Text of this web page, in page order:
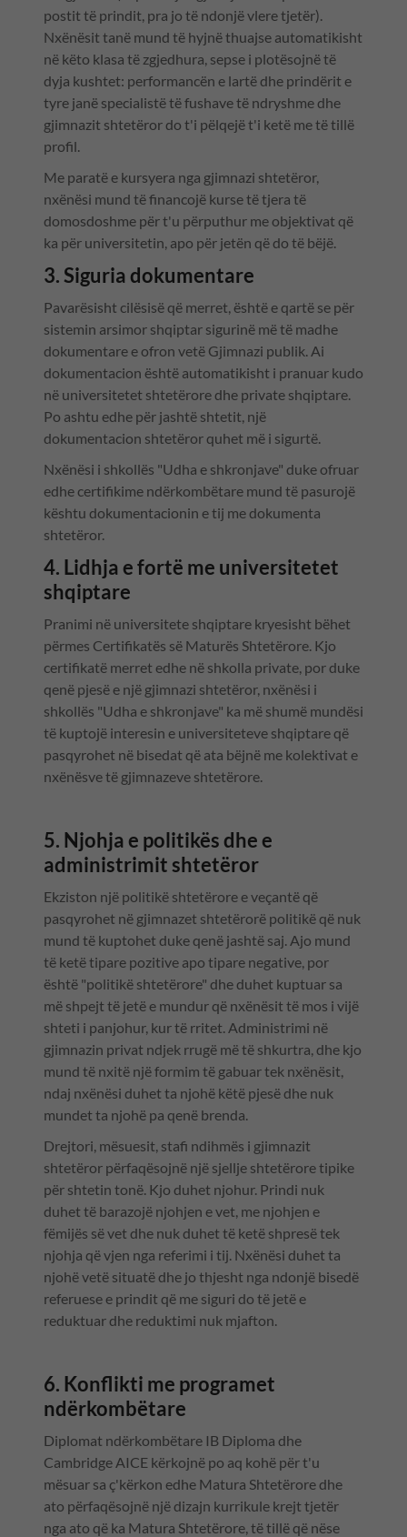
postit të prindit, pra jo të ndonjë vlere tjetër).
Nxënësit tanë mund të hyjnë thuajse automatikisht
në këto klasa të zgjedhura, sepse i plotësojnë të
dyja kushtet: performancën e lartë dhe prindërit e
tyre janë specialistë të fushave të ndryshme dhe
gjimnazit shtetëror do t'i pëlqejë t'i ketë me të tillë
profil.
Me paratë e kursyera nga gjimnazi shtetëror,
nxënësi mund të financojë kurse të tjera të
domosdoshme për t'u përputhur me objektivat që
ka për universitetin, apo për jetën që do të bëjë.
3. Siguria dokumentare
Pavarësisht cilësisë që merret, është e qartë se për
sistemin arsimor shqiptar sigurinë më të madhe
dokumentare e ofron vetë Gjimnazi publik. Ai
dokumentacion është automatikisht i pranuar kudo
në universitetet shtetërore dhe private shqiptare.
Po ashtu edhe për jashtë shtetit, një
dokumentacion shtetëror quhet më i sigurtë.
Nxënësi i shkollës "Udha e shkronjave" duke ofruar
edhe certifikime ndërkombëtare mund të pasurojë
kështu dokumentacionin e tij me dokumenta
shtetëror.
4. Lidhja e fortë me universitetet
shqiptare
Pranimi në universitete shqiptare kryesisht bëhet
përmes Certifikatës së Maturës Shtetërore. Kjo
certifikatë merret edhe në shkolla private, por duke
qenë pjesë e një gjimnazi shtetëror, nxënësi i
shkollës "Udha e shkronjave" ka më shumë mundësi
të kuptojë interesin e universiteteve shqiptare që
pasqyrohet në bisedat që ata bëjnë me kolektivat e
nxënësve të gjimnazeve shtetërore.
5. Njohja e politikës dhe e
administrimit shtetëror
Ekziston një politikë shtetërore e veçantë që
pasqyrohet në gjimnazet shtetërorë politikë që nuk
mund të kuptohet duke qenë jashtë saj. Ajo mund
të ketë tipare pozitive apo tipare negative, por
është "politikë shtetërore" dhe duhet kuptuar sa
më shpejt të jetë e mundur që nxënësit të mos i vijë
shteti i panjohur, kur të rritet. Administrimi në
gjimnazin privat ndjek rrugë më të shkurtra, dhe kjo
mund të nxitë një formim të gabuar tek nxënësit,
ndaj nxënësi duhet ta njohë këtë pjesë dhe nuk
mundet ta njohë pa qenë brenda.
Drejtori, mësuesit, stafi ndihmës i gjimnazit
shtetëror përfaqësojnë një sjellje shtetërore tipike
për shtetin tonë. Kjo duhet njohur. Prindi nuk
duhet të barazojë njohjen e vet, me njohjen e
fëmijës së vet dhe nuk duhet të ketë shpresë tek
njohja që vjen nga referimi i tij. Nxënësi duhet ta
njohë vetë situatë dhe jo thjesht nga ndonjë bisedë
referuese e prindit që me siguri do të jetë e
reduktuar dhe reduktimi nuk mjafton.
6. Konflikti me programet
ndërkombëtare
Diplomat ndërkombëtare IB Diploma dhe
Cambridge AICE kërkojnë po aq kohë për t'u
mësuar sa ç'kërkon edhe Matura Shtetërore dhe
ato përfaqësojnë një dizajn kurrikule krejt tjetër
nga ato që ka Matura Shtetërore, të tillë që nëse